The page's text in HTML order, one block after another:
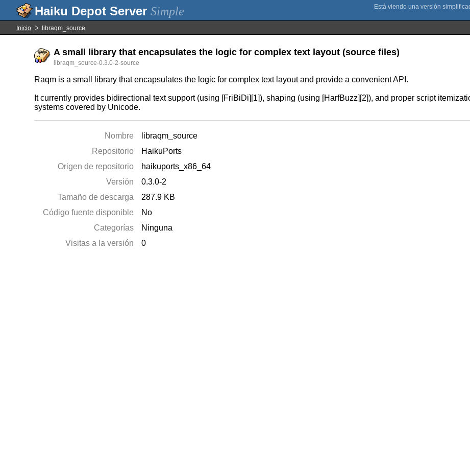
Simple
Inicio libraqm_source
A small library that encapsulates the logic for complex text layout (source files)
libraqm_source-0.3.0-2-source
Raqm is a small library that encapsulates the logic for complex text layout and provide a convenient API.
It currently provides bidirectional text support (using [FriBiDi][1]), shaping (using [HarfBuzz][2]), and proper script
systems covered by Unicode.
Nombre
libraqm_source
Repositorio
HaikuPorts
Origen de repositorio
haikuports_x86_64
Versión
0.3.0-2
Tamaño de descarga
287.9 KB
Código fuente disponible
No
Categorías
Ninguna
Visitas a la versión
0